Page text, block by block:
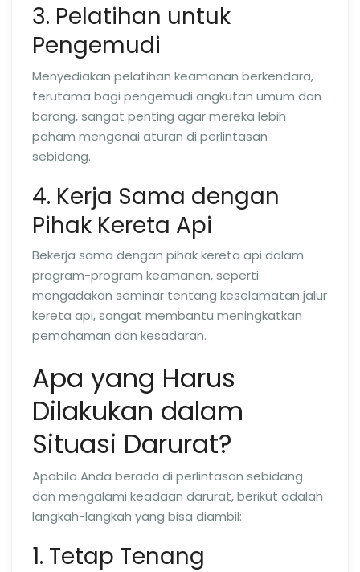
3. Pelatihan untuk
Pengemudi
Menyediakan pelatihan keamanan berkendara,
terutama bagi pengemudi angkutan umum dan
barang, sangat penting agar mereka lebih
paham mengenai aturan di perlintasan
sebidang.
4. Kerja Sama dengan
Pihak Kereta Api
Bekerja sama dengan pihak kereta api dalam
program-program keamanan, seperti
mengadakan seminar tentang keselamatan jalur
kereta api, sangat membantu meningkatkan
pemahaman dan kesadaran.
Apa yang Harus
Dilakukan dalam
Situasi Darurat?
Apabila Anda berada di perlintasan sebidang
dan mengalami keadaan darurat, berikut adalah
langkah-langkah yang bisa diambil:
1. Tetap Tenang